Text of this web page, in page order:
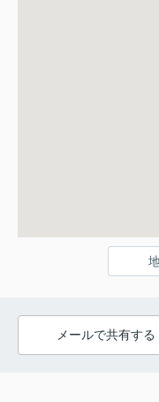
メールで共有する